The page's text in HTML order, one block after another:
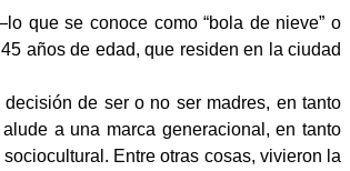
que se conoce como “bola de nieve” o
años de edad, que residen en la ciudad
de ser o no ser madres, en tanto
a una marca generacional, en tanto
Entre otras cosas, vivieron la